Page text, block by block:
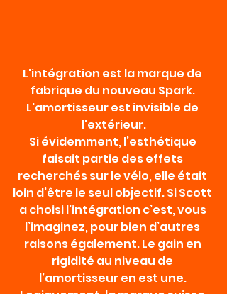
L'intégration est la marque de
fabrique du nouveau Spark.
L'amortisseur est invisible de
l'extérieur.
Si évidemment, l’esthétique
faisait partie des effets
recherchés sur le vélo, elle était
loin d’être le seul objectif. Si Scott
a choisi l’intégration c’est, vous
l’imaginez, pour bien d’autres
raisons également. Le gain en
rigidité au niveau de
l’amortisseur en est une.